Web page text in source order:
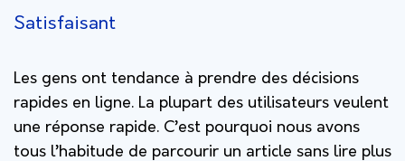
Satisfaisant
Les gens ont tendance à prendre des décisions
rapides en ligne. La plupart des utilisateurs veulent
une réponse rapide. C’est pourquoi nous avons
tous l’habitude de parcourir un article sans lire plus